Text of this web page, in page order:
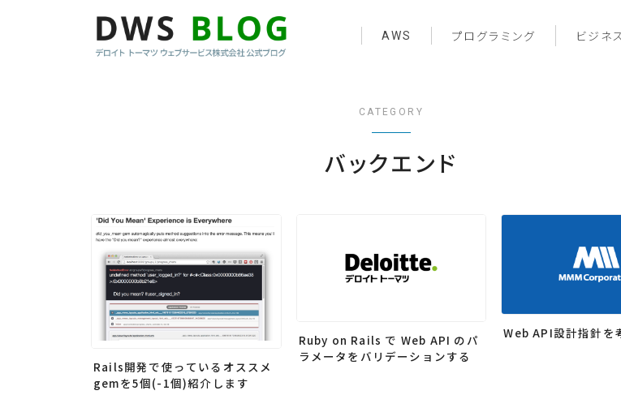
AWS プログラミング ビジネス
CATEGORY
バックエンド
Rails開発で使っているオススメ
gemを5個(-1個)紹介します
Ruby on Rails で Web API のパ
ラメータをバリデーションする
Web API設計指針を